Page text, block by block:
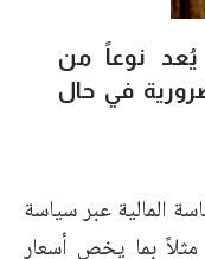
يُعد نوعاً من
في حال
المالية عبر سياسة
مثلاً بما يخص أسعار